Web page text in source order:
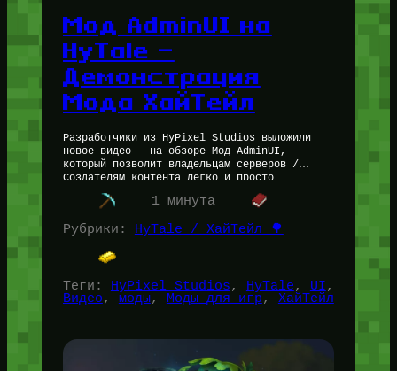
Мод AdminUI на
HyTale —
Демонстрация
Мода ХайТейл
Разработчики из HyPixel Studios выложили
новое видео — на обзоре Мод AdminUI,
который позволит владельцам серверов /
Создателям контента легко и просто
воплощать всё задуманное в игре. Мод
AdminUI Хай…
1 минута
Рубрики: HyTale / ХайТейл 🌳
Теги: HyPixel Studios, HyTale, UI
Видео, моды, Моды для игр, ХайТейл